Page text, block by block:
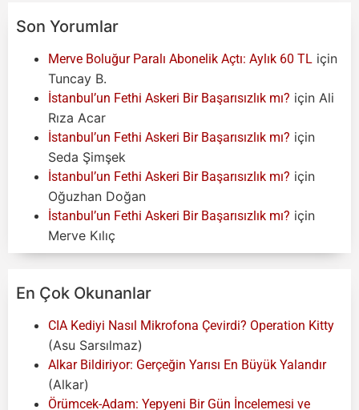
Son Yorumlar
Merve Boluğur Paralı Abonelik Açtı: Aylık 60 TL için
Tuncay B.
İstanbul’un Fethi Askeri Bir Başarısızlık mı? için Ali
Rıza Acar
İstanbul’un Fethi Askeri Bir Başarısızlık mı? için
Seda Şimşek
İstanbul’un Fethi Askeri Bir Başarısızlık mı? için
Oğuzhan Doğan
İstanbul’un Fethi Askeri Bir Başarısızlık mı? için
Merve Kılıç
En Çok Okunanlar
CIA Kediyi Nasıl Mikrofona Çevirdi? Operation Kitty
(Asu Sarsılmaz)
Alkar Bildiriyor: Gerçeğin Yarısı En Büyük Yalandır
(Alkar)
Örümcek-Adam: Yepyeni Bir Gün İncelemesi ve